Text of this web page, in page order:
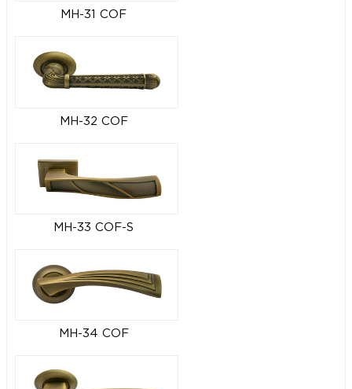
MH-31 COF
MH-32 COF
MH-33 COF-S
MH-34 COF